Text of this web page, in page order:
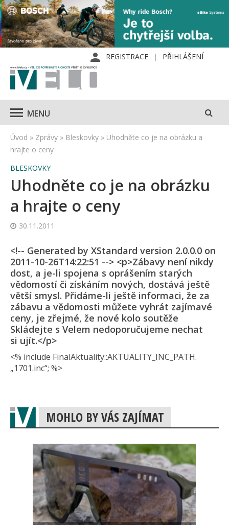
REGISTRACE PŘIHLÁŠENÍ
MENU
Úvod » Zprávy » Bleskovky » Uhodněte co je na obrázku a
hrajte o ceny
BLESKOVKY
Uhodněte co je na obrázku
a hrajte o ceny
30.11.2011
<!-- Generated by XStandard version 2.0.0.0 on
2011-10-26T14:22:51 --> <p>Zábavy není nikdy
dost, a je-li spojena s oprášením starých
vědomostí či získáním nových, dostává ještě
větší smysl. Přidáme-li ještě informaci, že za
zábavu a vědomosti můžete vyhrát zajímavé
ceny, je zřejmé, že nové kolo soutěže
Skládejte s Velem nedoporučujeme nechat
si ujít.</p>
<% include FinalAktuality::AK­TUALITY_INC_PAT­H.
„1701.inc“; %>
MOHLO BY VÁS ZAJÍMAT